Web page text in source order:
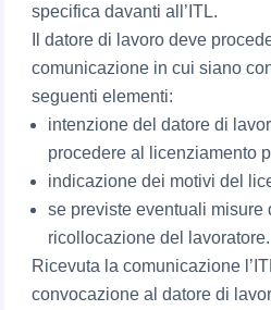
specifica davanti all’ITL.
Il datore di lavoro deve
comunicazione in cui siano
seguenti elementi:
intenzione del datore di
procedere al licenziamento
indicazione dei motivi del
se previste eventuali misure
ricollocazione del lavoratore.
Ricevuta la comunicazione
convocazione al datore di